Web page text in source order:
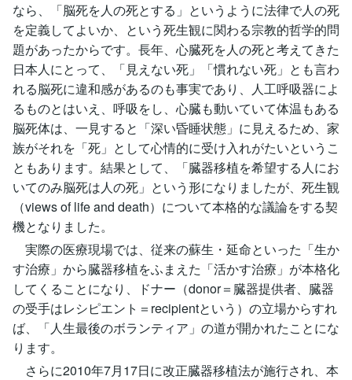
なら、「脳死を人の死とする」というように法律で人の死
を定義してよいか、という死生観に関わる宗教的哲学的問
題があったからです。長年、心臓死を人の死と考えてきた
日本人にとって、「見えない死」「慣れない死」とも言わ
れる脳死に違和感があるのも事実であり、人工呼吸器によ
るものとはいえ、呼吸をし、心臓も動いていて体温もある
脳死体は、一見すると「深い昏睡状態」に見えるため、家
族がそれを「死」として心情的に受け入れがたいというこ
ともあります。結果として、「臓器移植を希望する人にお
いてのみ脳死は人の死」という形になりましたが、死生観
（views of life and death）について本格的な議論をする契
機となりました。
実際の医療現場では、従来の蘇生・延命といった「生か
す治療」から臓器移植をふまえた「活かす治療」が本格化
してくることになり、ドナー（donor＝臓器提供者、臓器
の受手はレシピエント＝recipientという）の立場からすれ
ば、「人生最後のボランティア」の道が開かれたことにな
ります。
さらに2010年7月17日に改正臓器移植法が施行され、本